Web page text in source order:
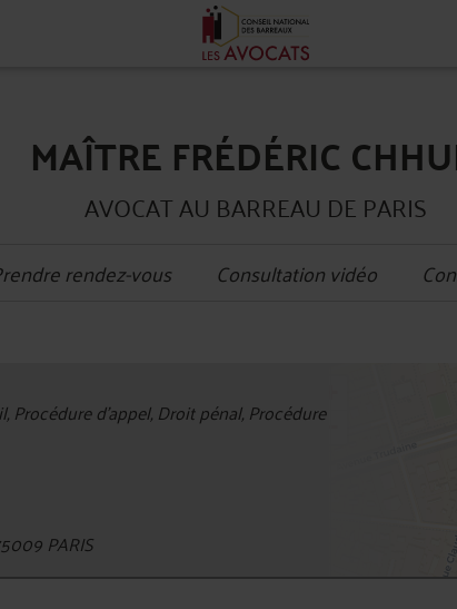
MAÎTRE FRÉDÉRIC
AVOCAT AU BARREAU DE PARIS
rendez-vous Consultation vidéo
Procédure d'appel, Droit pénal, Procédure
PARIS
−